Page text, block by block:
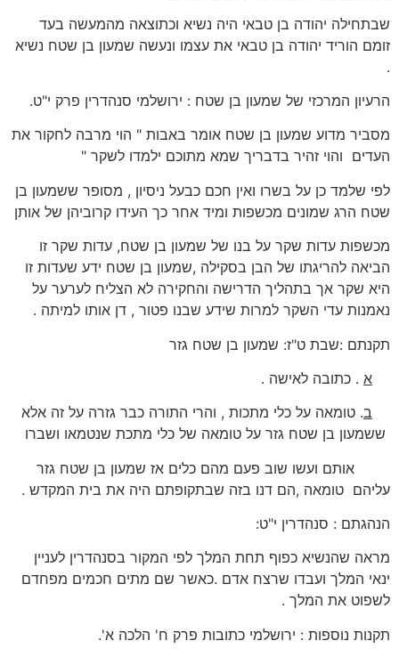
שבתחילה יהודה בן טבאי היה נשיא וכתוצאה מהמעשה בעד
זומם הוריד יהודה בן טבאי את עצמו ונעשה שמעון בן שטח נשיא
.
הרעיון המרכזי של שמעון בן שטח : ירושלמי סנהדרין פרק י"ט.
מסביר מדוע שמעון בן שטח אומר באבות " הוי מרבה לחקור את
העדים והוי זהיר בדבריך שמא מתוכם ילמדו לשקר "
לפי שלמד כן על בשרו ואין חכם כבעל ניסיון , מסופר ששמעון בן
שטח הרג שמונים מכשפות ומיד אחר כך העידו קרוביהן של אותן
מכשפות עדות שקר על בנו של שמעון בן שטח, עדות שקר זו
הביאה להריגתו של הבן בסקילה ,שמעון בן שטח ידע שעדות זו
היא שקר אך בתהליך הדרישה והחקירה לא הצליח לערער על
נאמנות עדי השקר למרות שידע שבנו פטור , דן אותו למיתה .
תקנתם :שבת ט"ז: שמעון בן שטח גזר
א . כתובה לאישה .
ב. טומאה על כלי מתכות , והרי התורה כבר גזרה על זה אלא
ששמעון בן שטח גזר על טומאה של כלי מתכת שנטמאו ושברו
אותם ועשו שוב פעם מהם כלים אז שמעון בן שטח גזר
עליהם טומאה ,הם דנו בזה שבתקופתם היה את בית המקדש .
הנהגתם : סנהדרין י"ט:
מראה שהנשיא כפוף תחת המלך לפי המקור בסנהדרין לעניין
ינאי המלך ועבדו שרצח אדם .כאשר שם מתים חכמים מפחדם
לשפוט את המלך .
תקנות נוספות : ירושלמי כתובות פרק ח' הלכה א'.